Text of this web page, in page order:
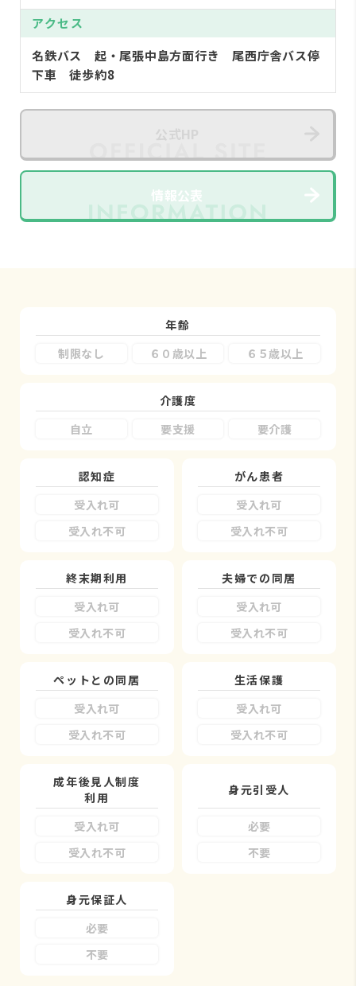
アクセス
名鉄バス 起・尾張中島方面行き 尾西庁舎バス停
下車 徒歩約8
情報公表
年齢
制限なし
６０歳以上 ６５歳以上
介護度
自立
要支援 要介護
認知症
受入れ可
受入れ不可
がん患者
受入れ可
受入れ不可
終末期利用
受入れ可
受入れ不可
夫婦での同居
受入れ可
受入れ不可
ペットとの同居
受入れ可
受入れ不可
生活保護
受入れ可
受入れ不可
成年後見人制度
利用
受入れ可
受入れ不可
身元引受人
必要
不要
身元保証人
必要
不要